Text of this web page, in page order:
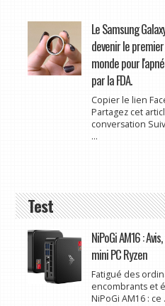
Le Samsung
devenir le
monde pour
par la FDA.
Copier le lien
Partagez cet
conversation
...
Test
NiPoGi AM16 :
mini PC Ryzen
Fatigué des
encombrants et
NiPoGi AM16 : ce